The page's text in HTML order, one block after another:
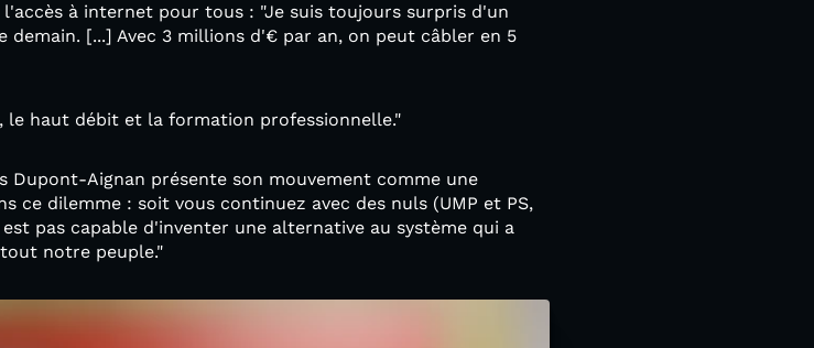
à internet pour tous : "Je suis toujours surpris d'un
[...] Avec 3 millions d'€ par an, on peut câbler en 5
le haut débit et la formation professionnelle."
Dupont-Aignan présente son mouvement comme une
ce dilemme : soit vous continuez avec des nuls (UMP et PS,
pas capable d'inventer une alternative au système qui a
notre peuple."